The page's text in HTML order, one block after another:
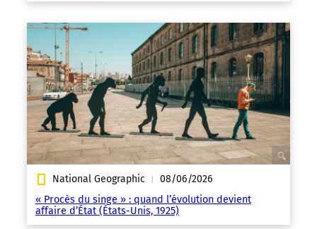
National Geographic | 08/06/2026
« Procès du singe » : quand l’évolution devient
affaire d’État (États-Unis, 1925)